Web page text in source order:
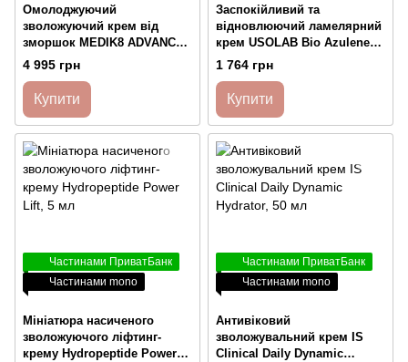
Oмолоджуючий
зволожуючий крем від
зморшок MEDIK8 ADVANCED
PRO-COLLAGEN+ PEPTIDE
CREAM 50мл
4 995 грн
Купити
Заспокійливий та
відновлюючий ламелярний
крем USOLAB Bio Azulene
Cica Cream 70 мл
1 764 грн
Купити
Частинами ПриватБанк
Частинами mono
Мініатюра насиченого
зволожуючого ліфтинг-
крему Hydropeptide Power
Частинами ПриватБанк
Частинами mono
Антивіковий
зволожувальний крем IS
Clinical Daily Dynamic